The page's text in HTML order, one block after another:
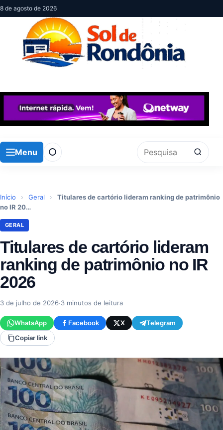
8 de agosto de 2026
Menu
Pesquisar por:
Início › Geral ›
Titulares de cartório lideram ranking de patrimônio
no IR 20…
GERAL
Titulares de cartório lideram
ranking de patrimônio no IR
2026
3 de julho de 2026·3 minutos de leitura
WhatsApp Facebook X
Telegram
Copiar link